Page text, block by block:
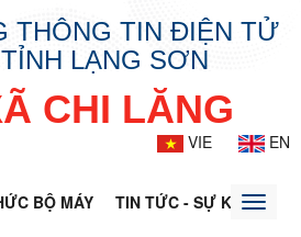
THÔNG TIN ĐIỆN TỬ
TỈNH LẠNG SƠN
CHI LĂNG
VIE EN
BỘ MÁY TIN TỨC - SỰ KIỆNToggle